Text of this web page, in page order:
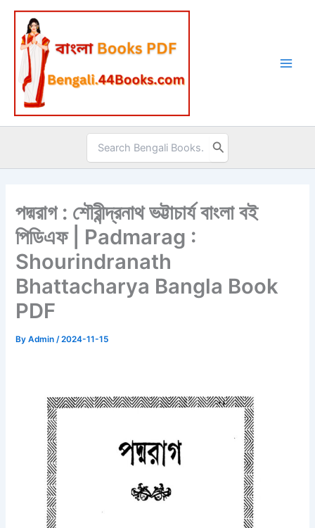
Skip
content
Search
for:
পদ্মরাগ : শৌরীন্দ্রনাথ ভট্টাচার্য বাংলা বই
পিডিএফ | Padmarag :
Shourindranath
Bhattacharya Bangla Book
PDF
ByAdmin/2024-11-15